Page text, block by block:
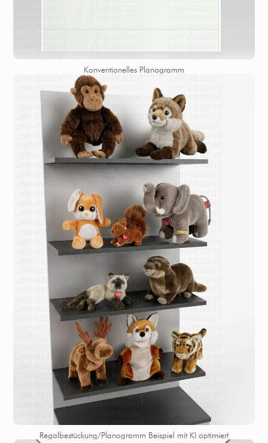
Konventionelles Planogramm
Regalbestückung/Planogramm Beispiel mit KI optimiert